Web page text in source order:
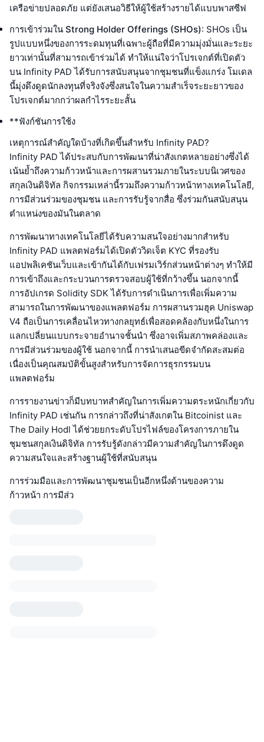
เครือข่ายปลอดภัย แต่ยังเสนอวิธีให้ผู้ใช้สร้างรายได้แบบพาสซีฟ
การเข้าร่วมใน Strong Holder Offerings (SHOs): SHOs เป็น
รูปแบบหนึ่งของการระดมทุนที่เฉพาะผู้ถือที่มีความมุ่งมั่นและระยะ
ยาวเท่านั้นที่สามารถเข้าร่วมได้ ทำให้แน่ใจว่าโปรเจกต์ที่เปิดตัว
บน Infinity PAD ได้รับการสนับสนุนจากชุมชนที่แข็งแกร่ง โมเดล
นี้มุ่งดึงดูดนักลงทุนที่จริงจังซึ่งสนใจในความสำเร็จระยะยาวของ
โปรเจกต์มากกว่าผลกำไรระยะสั้น
**ฟังก์ชันการใช้ง
เหตุการณ์สำคัญใดบ้างที่เกิดขึ้นสำหรับ Infinity PAD?
Infinity PAD ได้ประสบกับการพัฒนาที่น่าสังเกตหลายอย่างซึ่งได้
เน้นย้ำถึงความก้าวหน้าและการผสานรวมภายในระบบนิเวศของ
สกุลเงินดิจิทัล กิจกรรมเหล่านี้รวมถึงความก้าวหน้าทางเทคโนโลยี,
การมีส่วนร่วมของชุมชน และการรับรู้จากสื่อ ซึ่งร่วมกันสนับสนุน
ตำแหน่งของมันในตลาด
การพัฒนาทางเทคโนโลยีได้รับความสนใจอย่างมากสำหรับ
Infinity PAD แพลตฟอร์มได้เปิดตัววิดเจ็ต KYC ที่รองรับ
แอปพลิเคชันเว็บและเข้ากันได้กับเฟรมเวิร์กส่วนหน้าต่างๆ ทำให้มี
การเข้าถึงและกระบวนการตรวจสอบผู้ใช้ที่กว้างขึ้น นอกจากนี้
การอัปเกรด Solidity SDK ได้รับการดำเนินการเพื่อเพิ่มความ
สามารถในการพัฒนาของแพลตฟอร์ม การผสานรวมฮุค Uniswap
V4 ถือเป็นการเคลื่อนไหวทางกลยุทธ์เพื่อสอดคล้องกับหนึ่งในการ
แลกเปลี่ยนแบบกระจายอำนาจชั้นนำ ซึ่งอาจเพิ่มสภาพคล่องและ
การมีส่วนร่วมของผู้ใช้ นอกจากนี้ การนำเสนอขีดจำกัดสะสมต่อ
เนื่องเป็นคุณสมบัติขั้นสูงสำหรับการจัดการธุรกรรมบน
แพลตฟอร์ม
การรายงานข่าวก็มีบทบาทสำคัญในการเพิ่มความตระหนักเกี่ยวกับ
Infinity PAD เช่นกัน การกล่าวถึงที่น่าสังเกตใน Bitcoinist และ
The Daily Hodl ได้ช่วยยกระดับโปรไฟล์ของโครงการภายใน
ชุมชนสกุลเงินดิจิทัล การรับรู้ดังกล่าวมีความสำคัญในการดึงดูด
ความสนใจและสร้างฐานผู้ใช้ที่สนับสนุน
การร่วมมือและการพัฒนาชุมชนเป็นอีกหนึ่งด้านของความ
ก้าวหน้า การมีส่ว